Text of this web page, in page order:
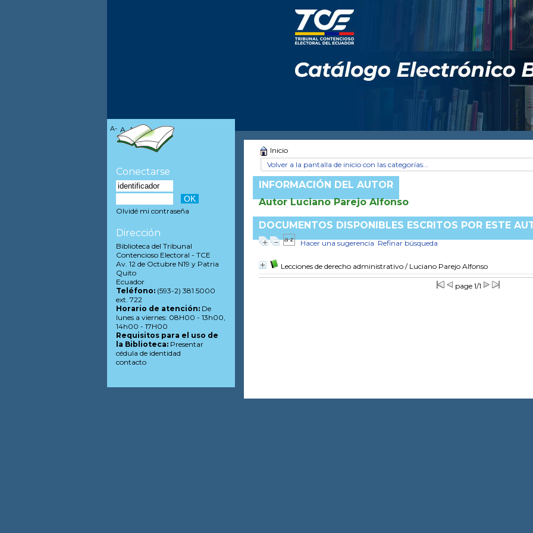
Inicio
Volver a la pantalla de inicio con las categorías...
INFORMACIÓN DEL AUTOR
Autor Luciano Parejo Alfonso
DOCUMENTOS DISPONIBLES ESCRITOS POR ESTE
Hacer una sugerencia Refinar búsqueda
Lecciones de derecho administrativo/ Luciano Parejo Alfonso
page 1/1
A- A A+
Conectarse
Olvidé mi contraseña
Dirección
Biblioteca del Tribunal
Contencioso Electoral - TCE
Av. 12 de Octubre N19 y Patria
Quito
Ecuador
Teléfono:(593-2) 381 5000
ext. 722
Horario de atención:De
lunes a viernes: 08H00 - 13h00,
14h00 - 17H00
Requisitos para el uso de
la Biblioteca:Presentar
cédula de identidad
contacto